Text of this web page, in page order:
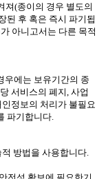
져(종이의 경우 별도의
된 후 혹은 즉시 파기됩
아니고서는 다른 목적
우에는 보유기간의 종
서비스의 폐지, 사업
정보의 처리가 불필요
파기합니다.
방법을 사용합니다.